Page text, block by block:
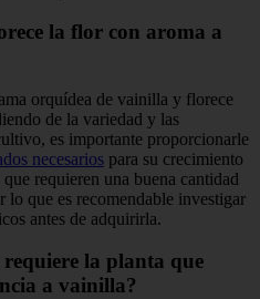
la flor con aroma a
orquídea de vainilla y florece
de la variedad y las
es importante proporcionarle
necesarios para su crecimiento
requieren una buena cantidad
lo que es recomendable investigar
antes de adquirirla.
requiere la planta que
a vainilla?